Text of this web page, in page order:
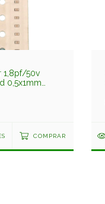
1,8pf/50v
0,5x1mm
COMPRAR